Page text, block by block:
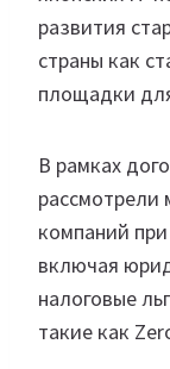
развития
страны как
площадки
В рамках
рассмотрели
компаний
включая
налоговые
такие как